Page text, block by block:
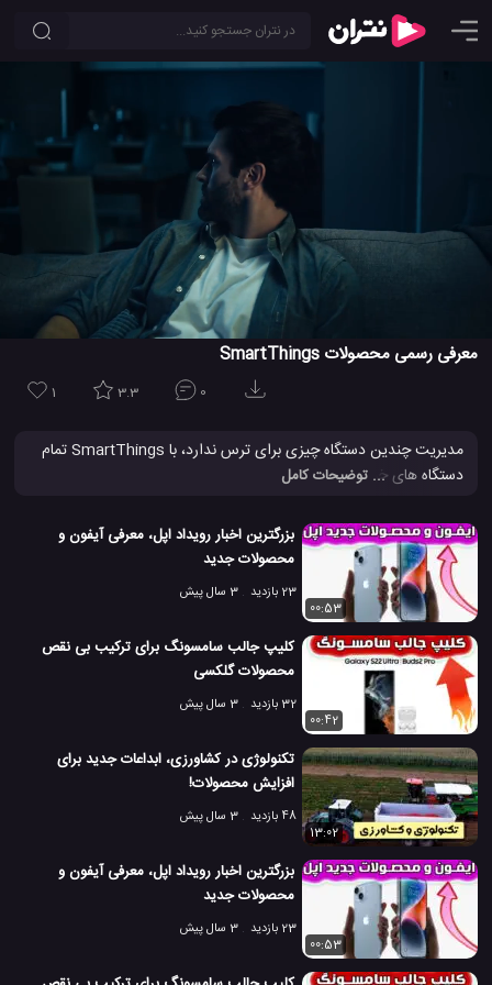
معرفی رسمی محصولات SmartThings
1 3.3 0
مدیریت چندین دستگاه چیزی برای ترس ندارد، با SmartThings تمام
دستگاه های خود را در هر شرایطی و در یک مکان کنترل کنید.
# تجهیزات هوشمند سازی منزل # چراغ هوشمند
# دستیار صوتی هوشمند دوربین هوشمند
# محصولات SmartThings
# محصولات هوشمند سازی منزل SmartThings
# هوشمند سازی قفل خانه
6.9 هزار بازدید
8 سال پیش تکنولوژی تکنولوژی های گوناگون
... توضیحات کامل
بزرگترین اخبار رویداد اپل، معرفی آیفون و
محصولات جدید
23 بازدید
3 سال پیش
00:53
کلیپ جالب سامسونگ برای ترکیب بی نقص
محصولات گلکسی
32 بازدید
3 سال پیش
00:42
تکنولوژی در کشاورزی، ابداعات جدید برای
افزایش محصولات!
48 بازدید
3 سال پیش
13:02
بزرگترین اخبار رویداد اپل، معرفی آیفون و
محصولات جدید
23 بازدید
3 سال پیش
00:53